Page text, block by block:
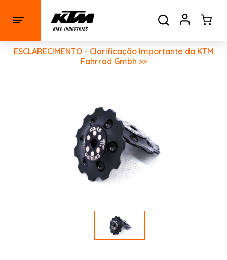
ESCLARECIMENTO - Clarificação Importante da KTM
Fahrrad Gmbh >>